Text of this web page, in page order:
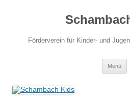
Förderverein für Kinder- und
Menü